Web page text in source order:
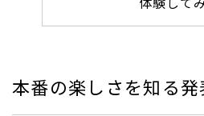
本番の楽しさを知る